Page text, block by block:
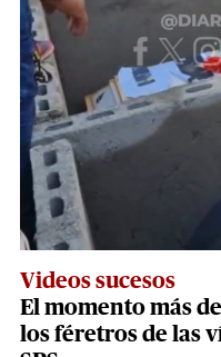
Videos sucesos
El momento más
los féretros de las